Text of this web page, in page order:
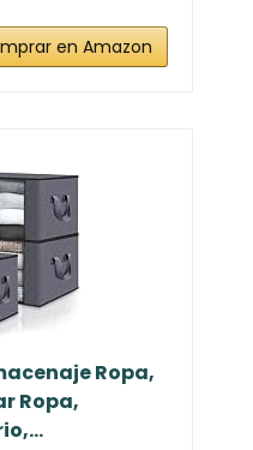
en Amazon
Ropa,
Ropa,